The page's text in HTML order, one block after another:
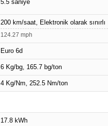
5.5 saniye
200 km/saat, Elektronik olarak sınırlı
124.27 mph
Euro 6d
6 Kg/bg, 165.7 bg/ton
4 Kg/Nm, 252.5 Nm/ton
17.8 kWh